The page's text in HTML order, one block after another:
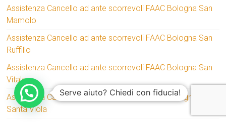
Assistenza Cancello ad ante scorrevoli FAAC Bologna San
Mamolo
Assistenza Cancello ad ante scorrevoli FAAC Bologna San
Ruffillo
Assistenza Cancello ad ante scorrevoli FAAC Bologna San
Vitale
Assistenza Cancello ad ante scorrevoli FAAC Bologna
Santa Viola
Serve aiuto? Chiedi con fiducia!